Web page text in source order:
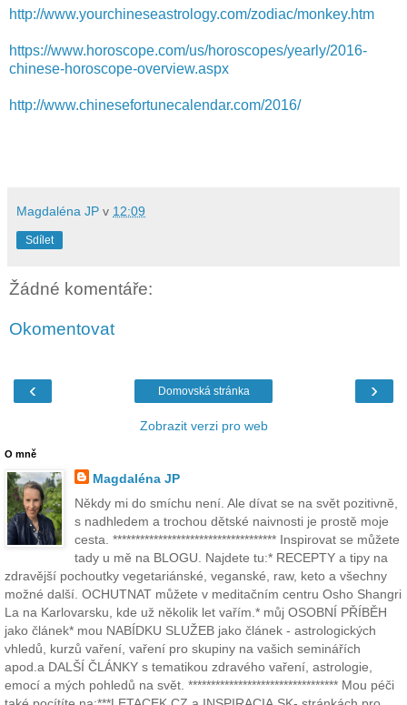
http://www.yourchineseastrology.com/zodiac/monkey.htm
https://www.horoscope.com/us/horoscopes/yearly/2016-
chinese-horoscope-overview.aspx
http://www.chinesefortunecalendar.com/2016/
Magdaléna JP v 12:09
Sdílet
Žádné komentáře:
Okomentovat
‹ ›
Domovská stránka
Zobrazit verzi pro web
O mně
Magdaléna JP
Někdy mi do smíchu není. Ale dívat se na svět pozitivně,
s nadhledem a trochou dětské naivnosti je prostě moje
cesta. ************************************ Inspirovat se můžete
tady u mě na BLOGU. Najdete tu:* RECEPTY a tipy na
zdravější pochoutky vegetariánské, veganské, raw, keto a všechny
možné další. OCHUTNAT můžete v meditačním centru Osho Shangri
La na Karlovarsku, kde už několik let vařím.* můj OSOBNÍ PŘÍBĚH
jako článek* mou NABÍDKU SLUŽEB jako článek - astrologických
vhledů, kurzů vaření, vaření pro skupiny na vašich seminářích
apod.a DALŠÍ ČLÁNKY s tematikou zdravého vaření, astrologie,
emocí a mých pohledů na svět. ********************************* Mou péči